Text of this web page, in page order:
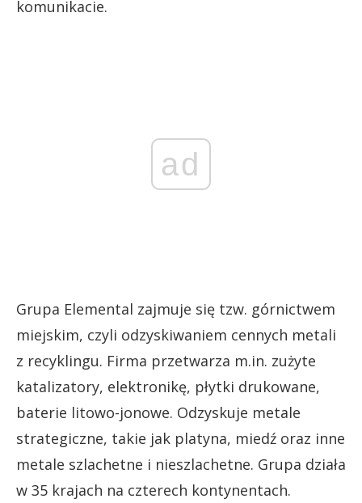
komunikacie.
ad
Grupa Elemental zajmuje się tzw. górnictwem
miejskim, czyli odzyskiwaniem cennych metali
z recyklingu. Firma przetwarza m.in. zużyte
katalizatory, elektronikę, płytki drukowane,
baterie litowo-jonowe. Odzyskuje metale
strategiczne, takie jak platyna, miedź oraz inne
metale szlachetne i nieszlachetne. Grupa działa
w 35 krajach na czterech kontynentach.